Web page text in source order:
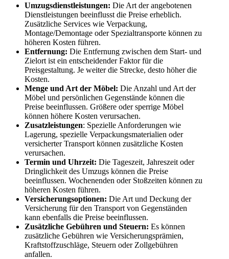
Umzugsdienstleistungen: Die Art der angebotenen
Dienstleistungen beeinflusst die Preise erheblich.
Zusätzliche Services wie Verpackung,
Montage/Demontage oder Spezialtransporte können zu
höheren Kosten führen.
Entfernung: Die Entfernung zwischen dem Start- und
Zielort ist ein entscheidender Faktor für die
Preisgestaltung. Je weiter die Strecke, desto höher die
Kosten.
Menge und Art der Möbel: Die Anzahl und Art der
Möbel und persönlichen Gegenstände können die
Preise beeinflussen. Größere oder sperrige Möbel
können höhere Kosten verursachen.
Zusatzleistungen: Spezielle Anforderungen wie
Lagerung, spezielle Verpackungsmaterialien oder
versicherter Transport können zusätzliche Kosten
verursachen.
Termin und Uhrzeit: Die Tageszeit, Jahreszeit oder
Dringlichkeit des Umzugs können die Preise
beeinflussen. Wochenenden oder Stoßzeiten können zu
höheren Kosten führen.
Versicherungsoptionen: Die Art und Deckung der
Versicherung für den Transport von Gegenständen
kann ebenfalls die Preise beeinflussen.
Zusätzliche Gebühren und Steuern: Es können
zusätzliche Gebühren wie Versicherungsprämien,
Kraftstoffzuschläge, Steuern oder Zollgebühren
anfallen.